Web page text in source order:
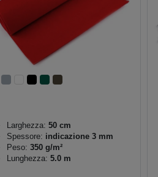
Larghezza: 50 cm
Spessore: indicazione 3 mm
Peso: 350 g/m²
Lunghezza: 5.0 m